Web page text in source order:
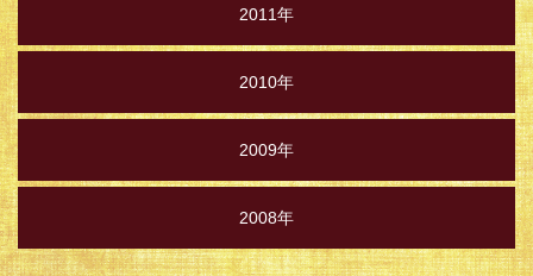
2011年
2010年
2009年
2008年